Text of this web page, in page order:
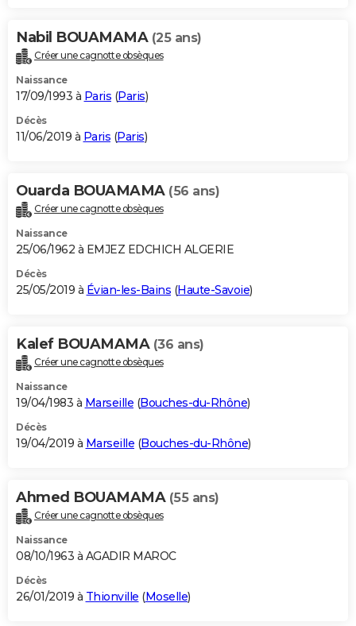
Nabil BOUAMAMA (25 ans)
Créer une cagnotte obsèques
Naissance
17/09/1993 à Paris (Paris)
Décès
11/06/2019 à Paris (Paris)
Ouarda BOUAMAMA (56 ans)
Créer une cagnotte obsèques
Naissance
25/06/1962 à EMJEZ EDCHICH ALGERIE
Décès
25/05/2019 à Évian-les-Bains (Haute-Savoie)
Kalef BOUAMAMA (36 ans)
Créer une cagnotte obsèques
Naissance
19/04/1983 à Marseille (Bouches-du-Rhône)
Décès
19/04/2019 à Marseille (Bouches-du-Rhône)
Ahmed BOUAMAMA (55 ans)
Créer une cagnotte obsèques
Naissance
08/10/1963 à AGADIR MAROC
Décès
26/01/2019 à Thionville (Moselle)